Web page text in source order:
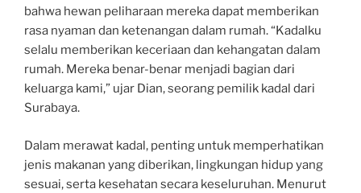
bahwa hewan peliharaan mereka dapat memberikan
rasa nyaman dan ketenangan dalam rumah. “Kadalku
selalu memberikan keceriaan dan kehangatan dalam
rumah. Mereka benar-benar menjadi bagian dari
keluarga kami,” ujar Dian, seorang pemilik kadal dari
Surabaya.
Dalam merawat kadal, penting untuk memperhatikan
jenis makanan yang diberikan, lingkungan hidup yang
sesuai, serta kesehatan secara keseluruhan. Menurut